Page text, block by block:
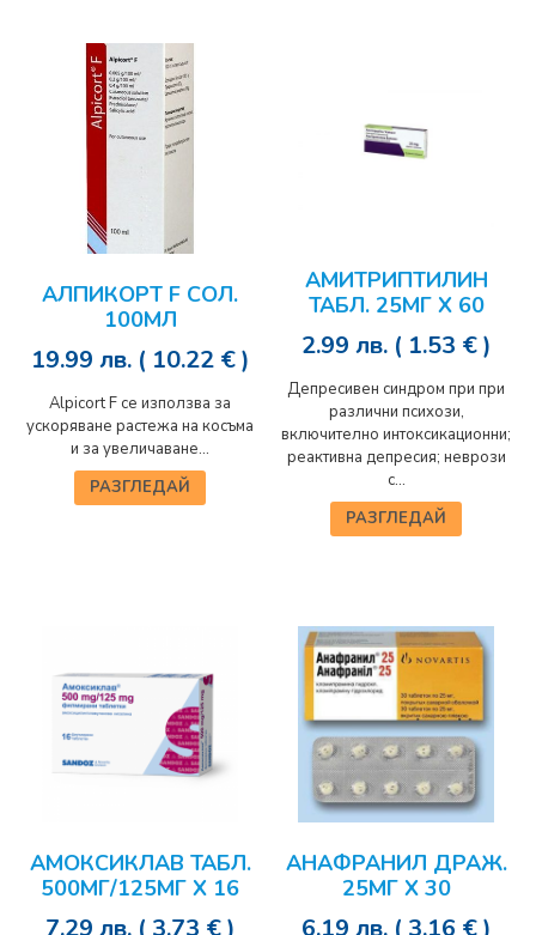
АЛПИКОРТ F СОЛ.
100МЛ
19.99 лв. ( 10.22 € )
Alpicort F се използва за
ускоряване растежа на косъма
и за увеличаване...
РАЗГЛЕДАЙ
АМИТРИПТИЛИН
ТАБЛ. 25МГ Х 60
2.99 лв. ( 1.53 € )
Депресивен синдром при при
различни психози,
включително интоксикационни;
реактивна депресия; неврози
с...
РАЗГЛЕДАЙ
АМОКСИКЛАВ ТАБЛ.
500МГ/125МГ Х 16
АНАФРАНИЛ ДРАЖ.
25МГ Х 30